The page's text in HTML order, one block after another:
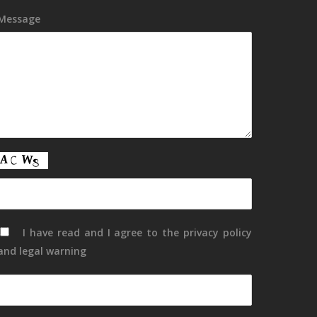
I have read and I agree to the privacy policy
legal warning